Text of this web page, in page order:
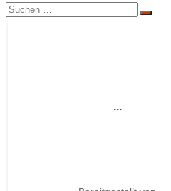
Suchen
nach:
Suchen